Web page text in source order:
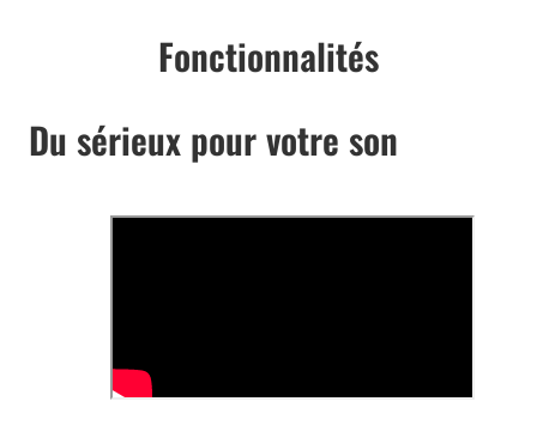
Fonctionnalités
Du sérieux pour votre son